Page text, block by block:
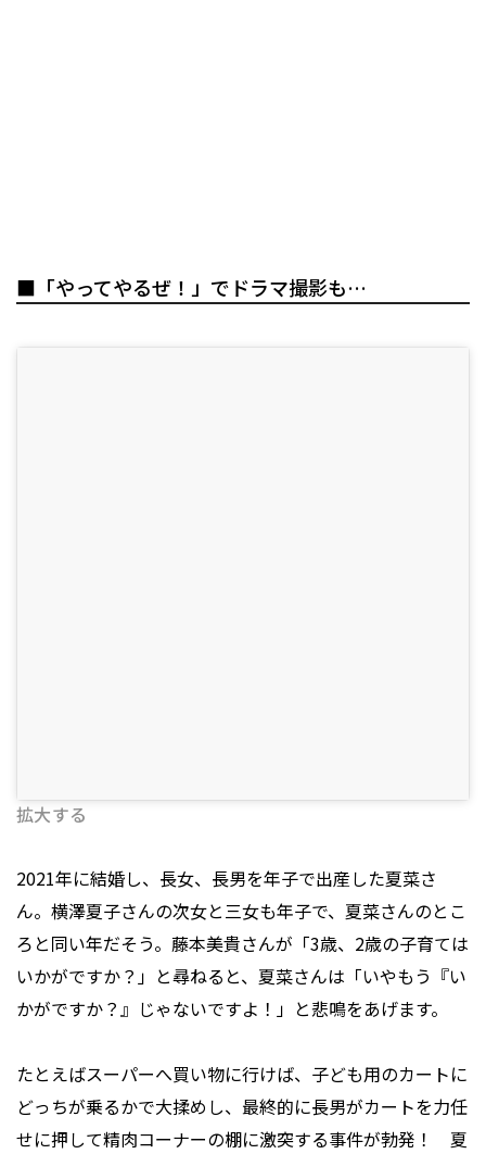
■「やってやるぜ！」でドラマ撮影も…
拡大する
2021年に結婚し、長女、長男を年子で出産した夏菜さ
ん。横澤夏子さんの次女と三女も年子で、夏菜さんのとこ
ろと同い年だそう。藤本美貴さんが「3歳、2歳の子育ては
いかがですか？」と尋ねると、夏菜さんは「いやもう『い
かがですか？』じゃないですよ！」と悲鳴をあげます。
たとえばスーパーへ買い物に行けば、子ども用のカートに
どっちが乗るかで大揉めし、最終的に長男がカートを力任
せに押して精肉コーナーの棚に激突する事件が勃発！ 夏